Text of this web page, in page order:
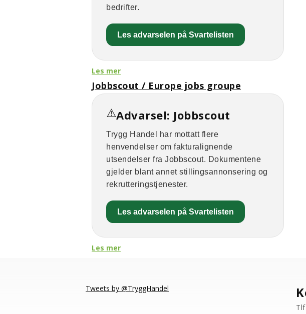
bedrifter.
Les advarselen på Svartelisten
Les mer
Jobbscout / Europe jobs groupe
⚠️Advarsel: Jobbscout
Trygg Handel har mottatt flere
henvendelser om fakturalignende
utsendelser fra Jobbscout. Dokumentene
gjelder blant annet stillingsannonsering og
rekrutteringstjenester.
Les advarselen på Svartelisten
Les mer
Tweets by @TryggHandel